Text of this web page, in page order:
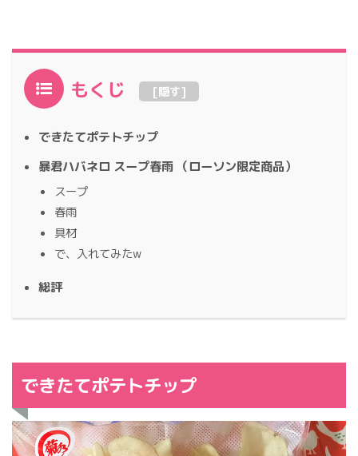
もくじ [隠す]
できたてポテトチップ
暴君ハバネロ スープ春雨 （ローソン限定商品）
スープ
春雨
具材
で、入れてみたw
総評
できたてポテトチップ